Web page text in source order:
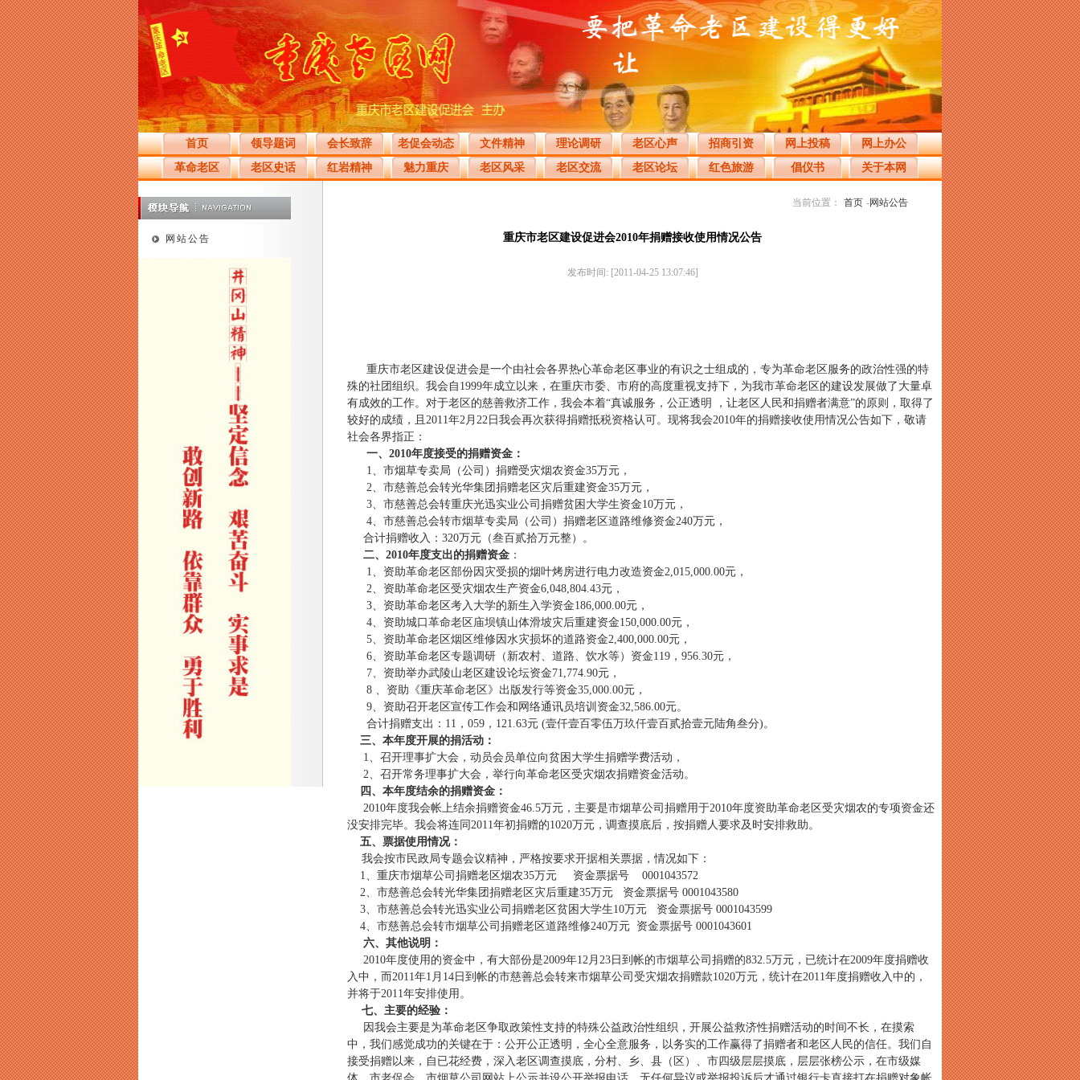
首页 领导题词 会长致辞 老促会动态 文件精神 理论调研 老区心声 招商引资 网上投稿
网上办公
革命老区
老区史话 红岩精神 魅力重庆 老区风采 老区交流 老区论坛 红色旅游 倡仪书 关于本网
网站公告
当前位置： 首页 -网站公告
重庆市老区建设促进会2010年捐赠接收使用情况公告
发布时间: [2011-04-25 13:07:46]
重庆市老区建设促进会是一个由社会各界热心革命老区事业的有识之士组成的，专为革命老区服务的政治性强的特
殊的社团组织。我会自1999年成立以来，在重庆市委、市府的高度重视支持下，为我市革命老区的建设发展做了大量卓
有成效的工作。对于老区的慈善救济工作，我会本着“真诚服务，公正透明 ，让老区人民和捐赠者满意”的原则，取得了
较好的成绩，且2011年2月22日我会再次获得捐赠抵税资格认可。现将我会2010年的捐赠接收使用情况公告如下，敬请
社会各界指正：
一、2010年度接受的捐赠资金：
1、市烟草专卖局（公司）捐赠受灾烟农资金35万元，
2、市慈善总会转光华集团捐赠老区灾后重建资金35万元，
3、市慈善总会转重庆光迅实业公司捐赠贫困大学生资金10万元，
4、市慈善总会转市烟草专卖局（公司）捐赠老区道路维修资金240万元，
合计捐赠收入：320万元（叁百贰拾万元整）。
二、2010年度支出的捐赠资金 ：
1、资助革命老区部份因灾受损的烟叶烤房进行电力改造资金2,015,000.00元，
2、资助革命老区受灾烟农生产资金6,048,804.43元，
3、资助革命老区考入大学的新生入学资金186,000.00元，
4、资助城口革命老区庙坝镇山体滑坡灾后重建资金150,000.00元，
5、资助革命老区烟区维修因水灾损坏的道路资金2,400,000.00元，
6、资助革命老区专题调研（新农村、道路、饮水等）资金119，956.30元，
7、资助举办武陵山老区建设论坛资金71,774.90元，
8 、资助《重庆革命老区》出版发行等资金35,000.00元，
9、资助召开老区宣传工作会和网络通讯员培训资金32,586.00元。
合计捐赠支出：11，059，121.63元 (壹仟壹百零伍万玖仟壹百贰拾壹元陆角叁分)。
三、本年度开展的捐活动：
1、召开理事扩大会，动员会员单位向贫困大学生捐赠学费活动，
2、召开常务理事扩大会，举行向革命老区受灾烟农捐赠资金活动。
四、本年度结余的捐赠资金：
2010年度我会帐上结余捐赠资金46.5万元，主要是市烟草公司捐赠用于2010年度资助革命老区受灾烟农的专项资金还
没安排完毕。我会将连同2011年初捐赠的1020万元，调查摸底后，按捐赠人要求及时安排救助。
五、票据使用情况：
我会按市民政局专题会议精神，严格按要求开据相关票据，情况如下：
1、重庆市烟草公司捐赠老区烟农35万元 资金票据号 0001043572
2、市慈善总会转光华集团捐赠老区灾后重建35万元 资金票据号 0001043580
3、市慈善总会转光迅实业公司捐赠老区贫困大学生10万元 资金票据号 0001043599
4、市慈善总会转市烟草公司捐赠老区道路维修240万元 资金票据号 0001043601
六、其他说明：
2010年度使用的资金中，有大部份是2009年12月23日到帐的市烟草公司捐赠的832.5万元，已统计在2009年度捐赠收
入中，而2011年1月14日到帐的市慈善总会转来市烟草公司受灾烟农捐赠款1020万元，统计在2011年度捐赠收入中的，
并将于2011年安排使用。
七、主要的经验：
因我会主要是为革命老区争取政策性支持的特殊公益政治性组织，开展公益救济性捐赠活动的时间不长，在摸索
中，我们感觉成功的关键在于：公开公正透明，全心全意服务，以务实的工作赢得了捐赠者和老区人民的信任。我们自
接受捐赠以来，自已花经费，深入老区调查摸底，分村、乡、县（区）、市四级层层摸底，层层张榜公示，在市级媒